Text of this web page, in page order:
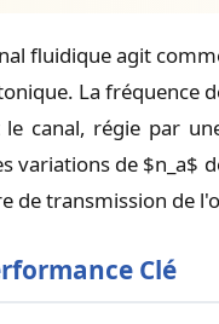
fluidique agit
La fréquence
le canal, régie par
variations de $n_a$
de transmission de
Clé